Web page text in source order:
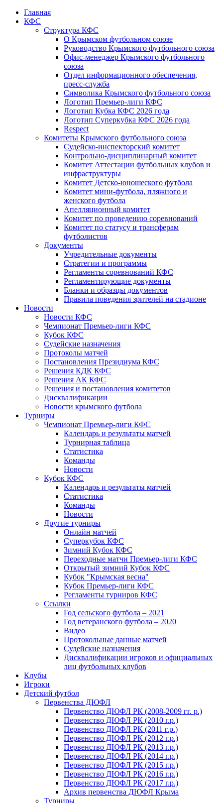
Главная
КФС
Структура КФС
О Крымском футбольном союзе
Руководство Крымского футбольного союза
Офис-менеджер Крымского футбольного
союза
Отдел информационного обеспечения,
пресс-служба
Символика Крымского футбольного союза
Логотип Премьер-лиги КФС
Логотип Кубка КФС 2026 года
Логотип Суперкубка КФС 2026 года
Respect
Комитеты Крымского футбольного союза
Судейско-инспекторский комитет
Контрольно-дисциплинарный комитет
Комитет Аттестации футбольных клубов и
инфраструктуры
Комитет Детско-юношеского футбола
Комитет мини-футбола, пляжного и
женского футбола
Апелляционный комитет
Комитет по проведению соревнований
Комитет по статусу и трансферам
футболистов
Документы
Учредительные документы
Стратегии и программы
Регламенты соревнований КФС
Регламентирующие документы
Бланки и образцы документов
Правила поведения зрителей на стадионе
Новости
Новости КФС
Чемпионат Премьер-лиги КФС
Кубок КФС
Судейские назначения
Протоколы матчей
Постановления Президиума КФС
Решения КДК КФС
Решения АК КФС
Решения и постановления комитетов
Дисквалификации
Новости крымского футбола
Турниры
Чемпионат Премьер-лиги КФС
Календарь и результаты матчей
Турнирная таблица
Статистика
Команды
Новости
Кубок КФС
Календарь и результаты матчей
Статистика
Команды
Новости
Другие турниры
Онлайн матчей
Суперкубок КФС
Зимний Кубок КФС
Переходные матчи Премьер-лиги КФС
Открытый зимний Кубок КФС
Кубок "Крымская весна"
Кубок Премьер-лиги КФС
Регламенты турниров КФС
Ссылки
Год сельского футбола – 2021
Год ветеранского футбола – 2020
Видео
Протокольные данные матчей
Судейские назначения
Дисквалификации игроков и официальных
лиц футбольных клубов
Клубы
Игроки
Детский футбол
Первенства ДЮФЛ
Первенство ДЮФЛ РК (2008-2009 гг. р.)
Первенство ДЮФЛ РК (2010 г.р.)
Первенство ДЮФЛ РК (2011 г.р.)
Первенство ДЮФЛ РК (2012 г.р.)
Первенство ДЮФЛ РК (2013 г.р.)
Первенство ДЮФЛ РК (2014 г.р.)
Первенство ДЮФЛ РК (2015 г.р.)
Первенство ДЮФЛ РК (2016 г.р.)
Первенство ДЮФЛ РК (2017 г.р.)
Архив первенства ДЮФЛ Крыма
Турниры